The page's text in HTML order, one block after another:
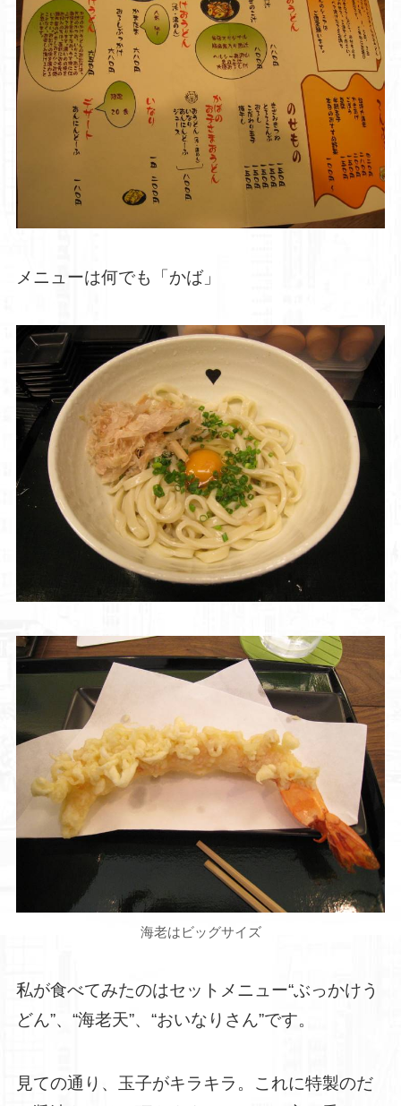
メニューは何でも「かば」
海老はビッグサイズ
私が食べてみたのはセットメニュー“ぶっかけう
どん”、“海老天”、“おいなりさん”です。
見ての通り、玉子がキラキラ。これに特製のだ